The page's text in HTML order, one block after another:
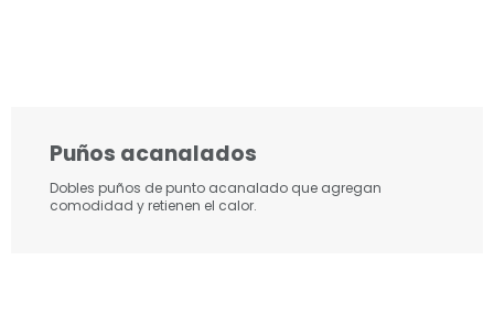
Puños acanalados
Dobles puños de punto acanalado que agregan
comodidad y retienen el calor.